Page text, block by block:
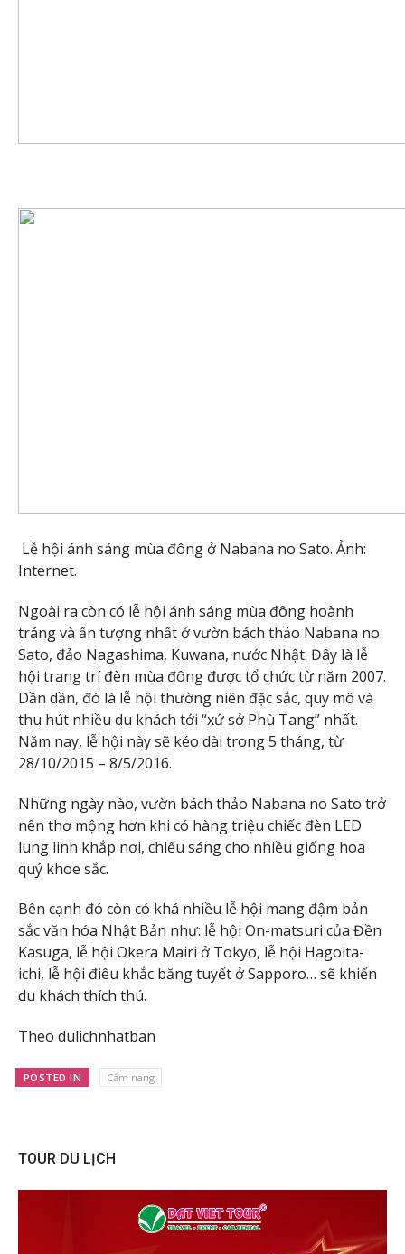
Lễ hội ánh sáng mùa đông ở Nabana no Sato. Ảnh:
Internet.
Ngoài ra còn có lễ hội ánh sáng mùa đông hoành
tráng và ấn tượng nhất ở vườn bách thảo Nabana no
Sato, đảo Nagashima, Kuwana, nước Nhật. Đây là lễ
hội trang trí đèn mùa đông được tổ chức từ năm 2007.
Dần dần, đó là lễ hội thường niên đặc sắc, quy mô và
thu hút nhiều du khách tới “xứ sở Phù Tang” nhất.
Năm nay, lễ hội này sẽ kéo dài trong 5 tháng, từ
28/10/2015 – 8/5/2016.
Những ngày nào, vườn bách thảo Nabana no Sato trở
nên thơ mộng hơn khi có hàng triệu chiếc đèn LED
lung linh khắp nơi, chiếu sáng cho nhiều giống hoa
quý khoe sắc.
Bên cạnh đó còn có khá nhiều lễ hội mang đậm bản
sắc văn hóa Nhật Bản như: lễ hội On-matsuri của Đền
Kasuga, lễ hội Okera Mairi ở Tokyo, lễ hội Hagoita-
ichi, lễ hội điêu khắc băng tuyết ở Sapporo… sẽ khiến
du khách thích thú.
Theo dulichnhatban
POSTED IN Cẩm nang
TOUR DU LỊCH